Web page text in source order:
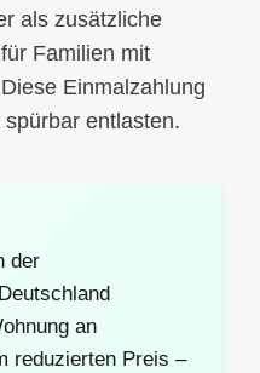
als zusätzliche
Familien mit
Einmalzahlung
entlasten.
der
an
reduzierten Preis –